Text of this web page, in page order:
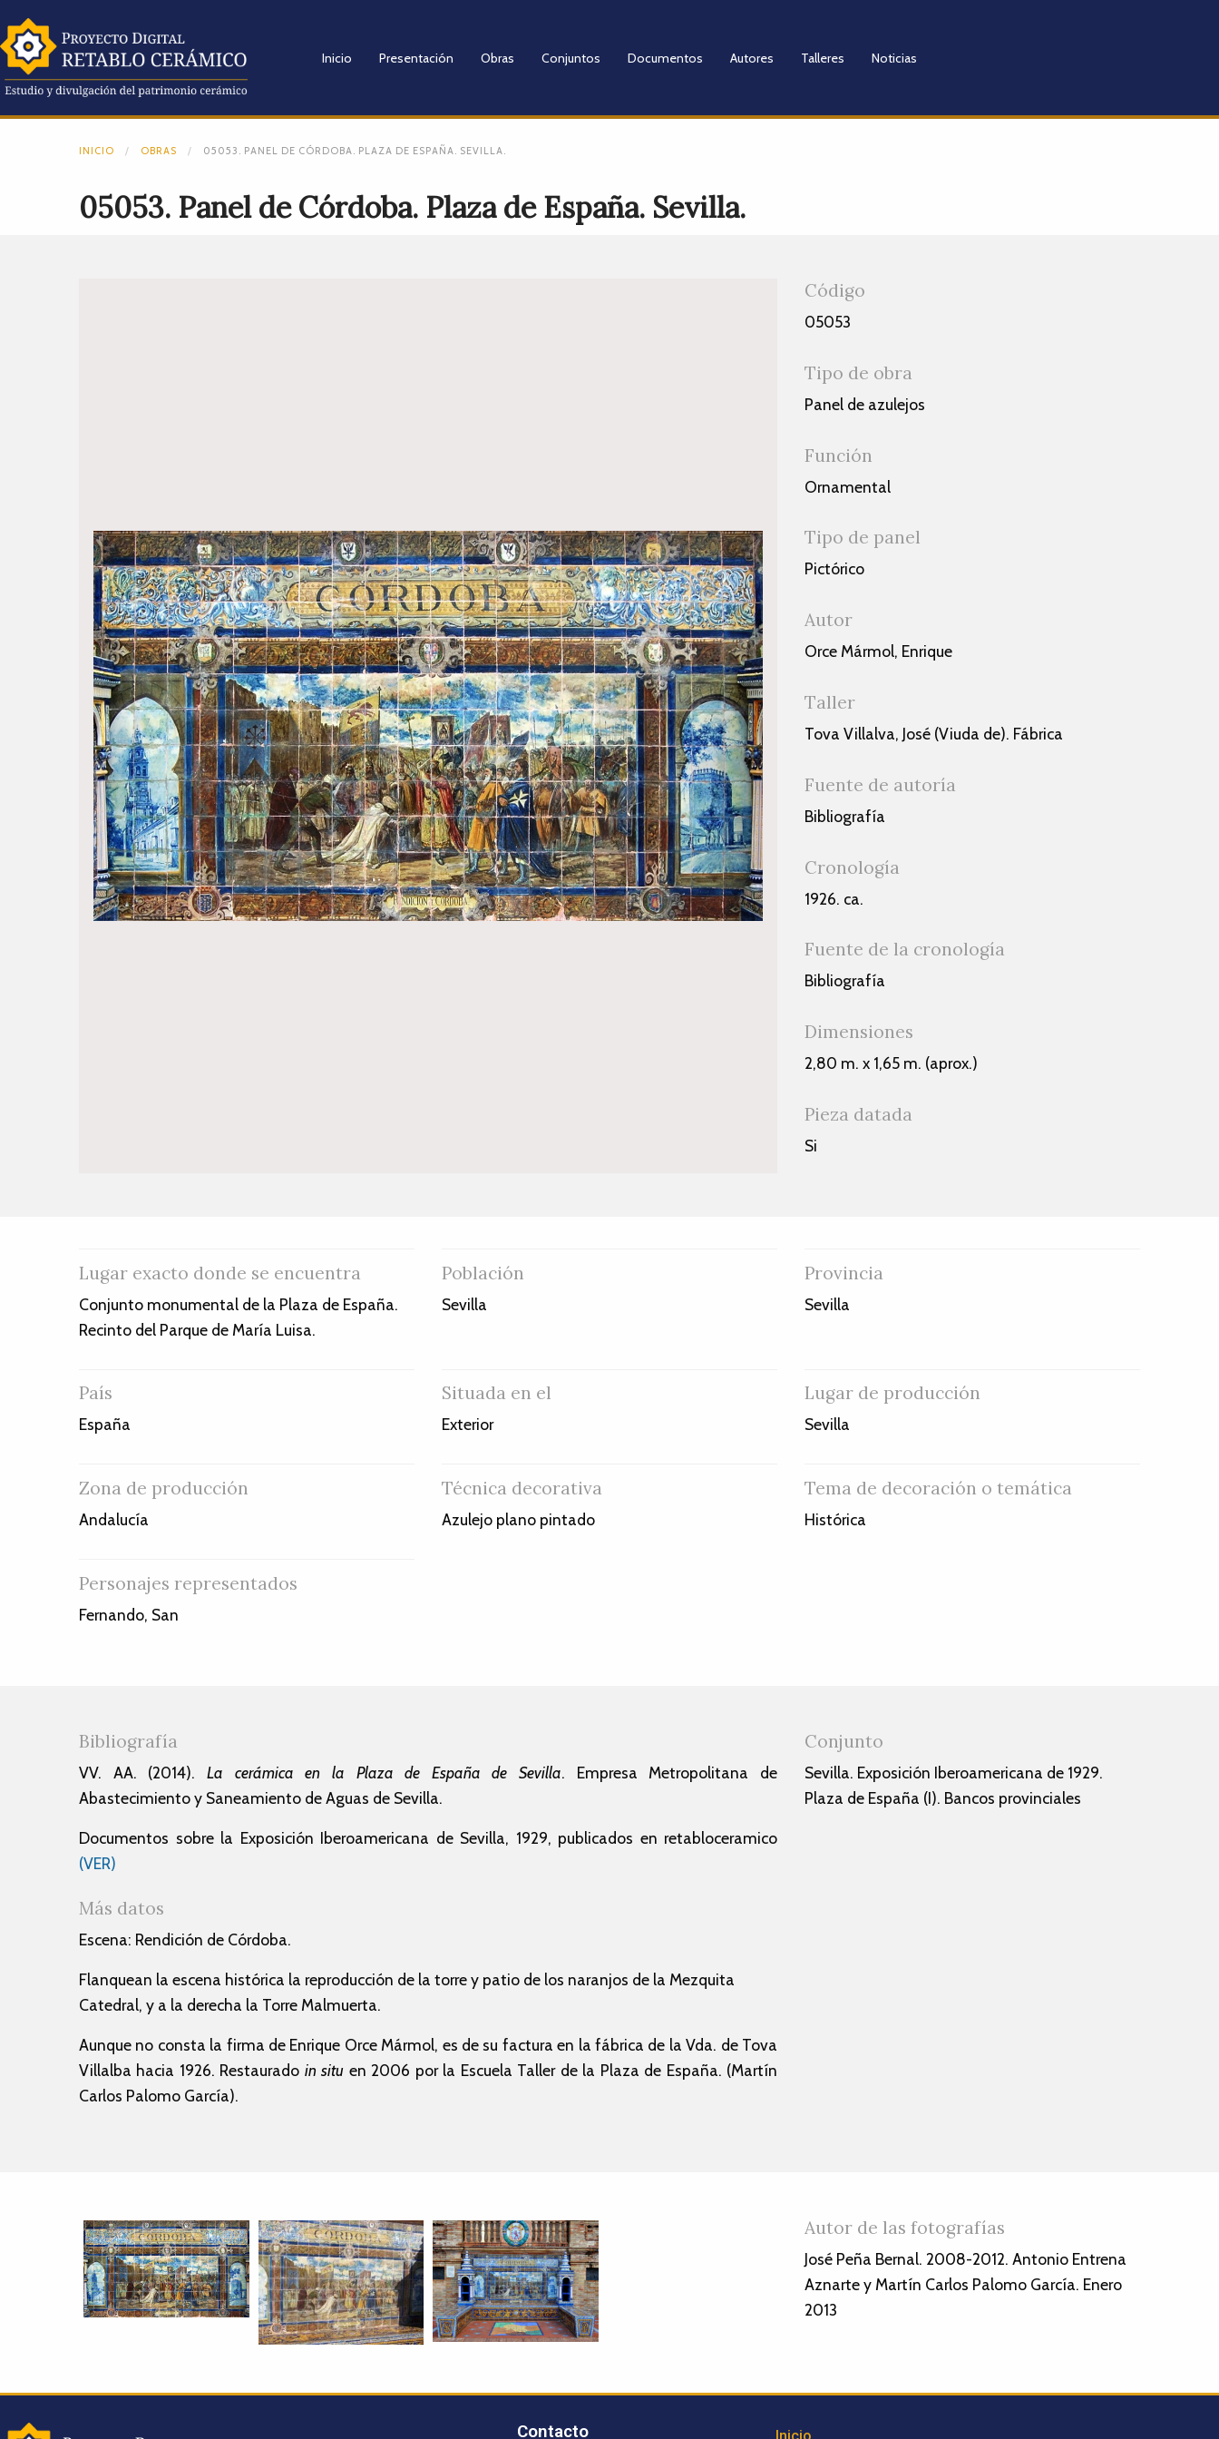
Inicio Presentación Obras Conjuntos Documentos Autores Talleres Noticias
INICIO OBRAS 05053. PANEL DE CÓRDOBA. PLAZA DE ESPAÑA. SEVILLA.
05053. Panel de Córdoba. Plaza de España. Sevilla.
Código
05053
Tipo de obra
Panel de azulejos
Función
Ornamental
Tipo de panel
Pictórico
Autor
Orce Mármol, Enrique
Taller
Tova Villalva, José (Viuda de). Fábrica
Fuente de autoría
Bibliografía
Cronología
1926. ca.
Fuente de la cronología
Bibliografía
Dimensiones
2,80 m. x 1,65 m. (aprox.)
Pieza datada
Si
Lugar exacto donde se encuentra
Conjunto monumental de la Plaza de España.
Recinto del Parque de María Luisa.
Población
Sevilla
Provincia
Sevilla
País
España
Situada en el
Exterior
Lugar de producción
Sevilla
Zona de producción
Andalucía
Técnica decorativa
Azulejo plano pintado
Tema de decoración o temática
Histórica
Personajes representados
Fernando, San
Bibliografía
VV. AA. (2014). La cerámica en la Plaza de España de Sevilla. Empresa Metropolitana de
Abastecimiento y Saneamiento de Aguas de Sevilla.
Documentos sobre la Exposición Iberoamericana de Sevilla, 1929, publicados en retabloceramico
(VER)
Más datos
Escena: Rendición de Córdoba.
Flanquean la escena histórica la reproducción de la torre y patio de los naranjos de la Mezquita
Catedral, y a la derecha la Torre Malmuerta.
Aunque no consta la firma de Enrique Orce Mármol, es de su factura en la fábrica de la Vda. de Tova
Villalba hacia 1926. Restaurado in situ en 2006 por la Escuela Taller de la Plaza de España. (Martín
Carlos Palomo García).
Conjunto
Sevilla. Exposición Iberoamericana de 1929.
Plaza de España (I). Bancos provinciales
Autor de las fotografías
José Peña Bernal. 2008-2012. Antonio Entrena
Aznarte y Martín Carlos Palomo García. Enero
2013
Contacto